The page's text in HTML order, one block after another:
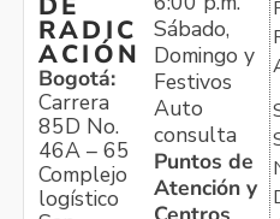
RADIC
ACIÓN
Bogotá:
Carrera
85D No.
46A – 65
Complejo
logístico
Sábado,
Domingo y
Festivos
Auto
consulta
Puntos de
Atención y